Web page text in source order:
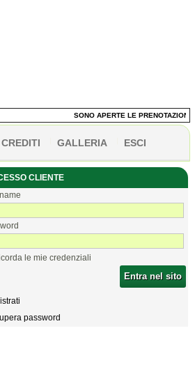
SONO APERTE LE PRENOTAZIONI
CREDITI GALLERIA ESCI
CLIENTE
le mie credenziali
Entra nel sito
password